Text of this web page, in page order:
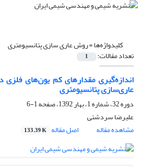
کلیدواژه‌ها =روش عاری سازی پتانسیومتری
تعداد مقالات: 1
اندازه‌گیری مقدارهای کم یون‌های
عاری‌سازی پتانسیومتری
دوره 32، شماره 1، بهار 1392، صفحه
1-6
علیرضا سردشتی
مشاهده مقاله
اصل مقاله 133.39 K